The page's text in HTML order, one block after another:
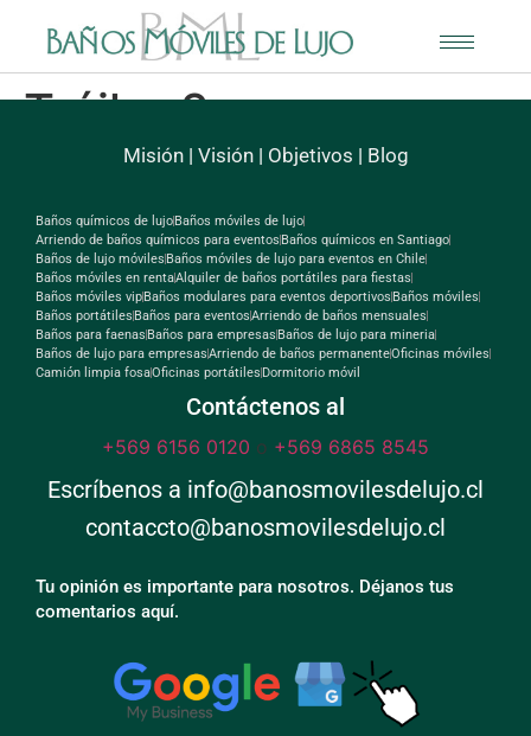
Tráiler 2
Misión| Visión| Objetivos | Blog
Baños químicos de lujoBaños móviles de lujo
Arriendo de baños químicos para eventos Baños químicos en Santiago
Baños de lujo móviles Baños móviles de lujo para eventos en Chile
Baños móviles en rentaAlquiler de baños portátiles para fiestas
Baños móviles vipBaños modulares para eventos deportivos Baños móviles
Baños portátiles Baños para eventosArriendo de baños mensuales
Baños para faenas Baños para empresas Baños de lujo para mineria
Baños de lujo para empresasArriendo de baños permanenteOficinas móviles
Camión limpia fosaOficinas portátiles Dormitorio móvil
Contáctenos al
+569 6156 0120 o +569 6865 8545
Escríbenos a info@banosmovilesdelujo.cl
contaccto@banosmovilesdelujo.cl
Tu opinión es importante para nosotros. Déjanos tus
comentarios aquí.